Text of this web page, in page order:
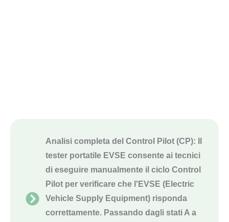
Analisi completa del Control Pilot (CP): Il
tester portatile EVSE consente ai tecnici
di eseguire manualmente il ciclo Control
Pilot per verificare che l'EVSE (Electric
Vehicle Supply Equipment) risponda
correttamente. Passando dagli stati A a